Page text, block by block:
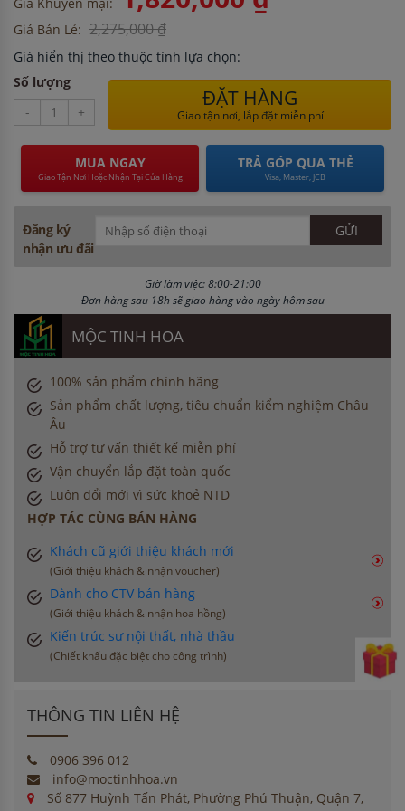
Giá Bán Lẻ: 2,275,000 ₫
Giá hiển thị theo thuộc tính lựa chọn:
Số lượng
-
+
ĐẶT HÀNG
Giao tận nơi, lắp đặt miễn phí
MUA NGAY
Giao Tận Nơi Hoặc Nhận Tại Cửa Hàng
TRẢ GÓP QUA THẺ
Visa, Master, JCB
Đăng ký
nhận ưu đãi
Giờ làm việc: 8:00-21:00
Đơn hàng sau 18h sẽ giao hàng vào ngày hôm sau
MỘC TINH HOA
100% sản phẩm chính hãng
Sản phẩm chất lượng, tiêu chuẩn kiểm nghiệm Châu
Âu
Hỗ trợ tư vấn thiết kế miễn phí
Vận chuyển lắp đặt toàn quốc
Luôn đổi mới vì sức khoẻ NTD
HỢP TÁC CÙNG BÁN HÀNG
Khách cũ giới thiệu khách mới
(Giới thiệu khách & nhận voucher)
Dành cho CTV bán hàng
(Giới thiệu khách & nhận hoa hồng)
Kiến trúc sư nội thất, nhà thầu
(Chiết khấu đặc biệt cho công trình)
THÔNG TIN LIÊN HỆ
0906 396 012
info@moctinhhoa.vn
Số 877 Huỳnh Tấn Phát, Phường Phú Thuận, Quận 7,